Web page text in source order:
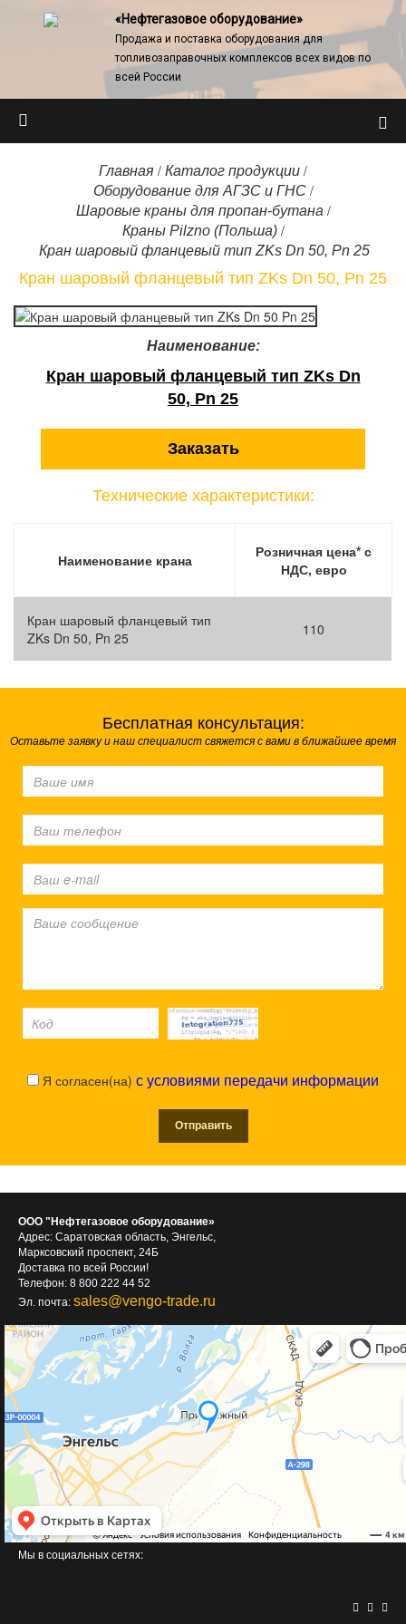
«Нефтегазовое оборудование»
Продажа и поставка оборудования для
топливозаправочных комплексов всех видов по
всей России
Главная / Каталог продукции /
Оборудование для АГЗС и ГНС/
Шаровые краны для пропан-бутана/
Краны Pilzno (Польша)/
Кран шаровый фланцевый тип ZKs Dn 50, Pn 25
Кран шаровый фланцевый тип ZKs Dn 50, Pn 25
Наименование:
Кран шаровый фланцевый тип ZKs Dn
50, Pn 25
Заказать
Технические характеристики:
Наименование крана
Розничная цена* с
НДС, евро
Кран шаровый фланцевый тип
ZKs Dn 50, Pn 25
110
Бесплатная консультация:
Оставьте заявку и наш специалист свяжется с вами в ближайшее время
Я согласен(на) с условиями передачи информации
ООО "Нефтегазовое оборудование»
Адрес: Саратовская область, Энгельс,
Марксовский проспект, 24Б
Доставка по всей России!
Телефон: 8 800 222 44 52
Эл. почта: sales@vengo-trade.ru
Мы в социальных сетях: